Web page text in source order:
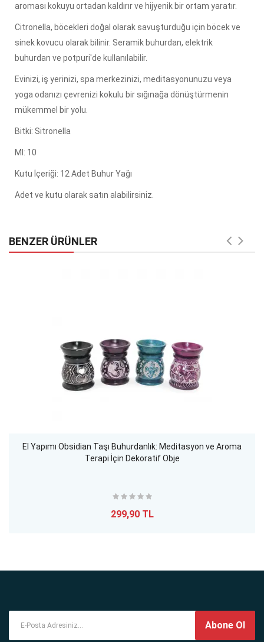
aroması kokuyu ortadan kaldırır ve hijyenik bir ortam yaratır.
Citronella, böcekleri doğal olarak savuşturduğu için böcek ve
sinek kovucu olarak bilinir. Seramik buhurdan, elektrik
buhurdan ve potpuri'de kullanılabilir.
Evinizi, iş yerinizi, spa merkezinizi, meditasyonunuzu veya
yoga odanızı çevrenizi kokulu bir sığınağa dönüştürmenin
mükemmel bir yolu.
Bitki: Sitronella
Ml: 10
Kutu İçeriği: 12 Adet Buhur Yağı
Adet ve kutu olarak satın alabilirsiniz.
BENZER ÜRÜNLER
El Yapımı Obsidian Taşı Buhurdanlık: Meditasyon ve Aroma
Terapi İçin Dekoratif Obje
299,90 TL
Abone Ol